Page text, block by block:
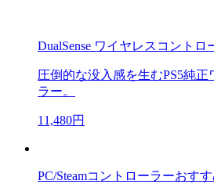
DualSense ワイヤレスコントロ
圧倒的な没入感を生むPS5純
ラー。
11,480円
PC/Steamコントローラーおす